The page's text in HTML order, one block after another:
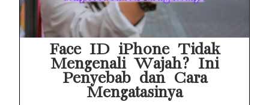
Face ID iPhone Tidak
Mengenali Wajah? Ini
Penyebab dan Cara
Mengatasinya